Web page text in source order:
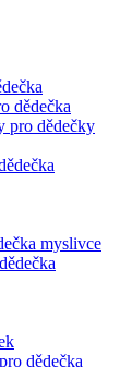
dědečka
pro dědečky
myslivce
dědečka